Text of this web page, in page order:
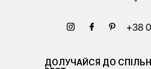
+38
ДОЛУЧАЙСЯ ДО